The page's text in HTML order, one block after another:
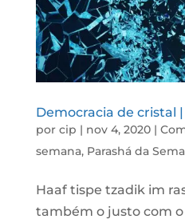
Democracia de cristal
por cip | nov 4, 2020|
semana, Parashá da
Haaf tispe tzadik im
também o justo com o